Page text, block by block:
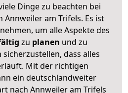
Dinge zu beachten bei
Annweiler am Trifels. Es ist
um alle Aspekte des
zu planen und zu
sicherzustellen, dass alles
Mit der richtigen
ein deutschlandweiter
nach Annweiler am Trifels